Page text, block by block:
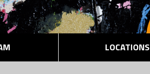
LOCATIONS